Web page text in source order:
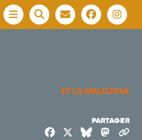
Menu
ET LA MALICIOSA
Partager
FacebookBluesky